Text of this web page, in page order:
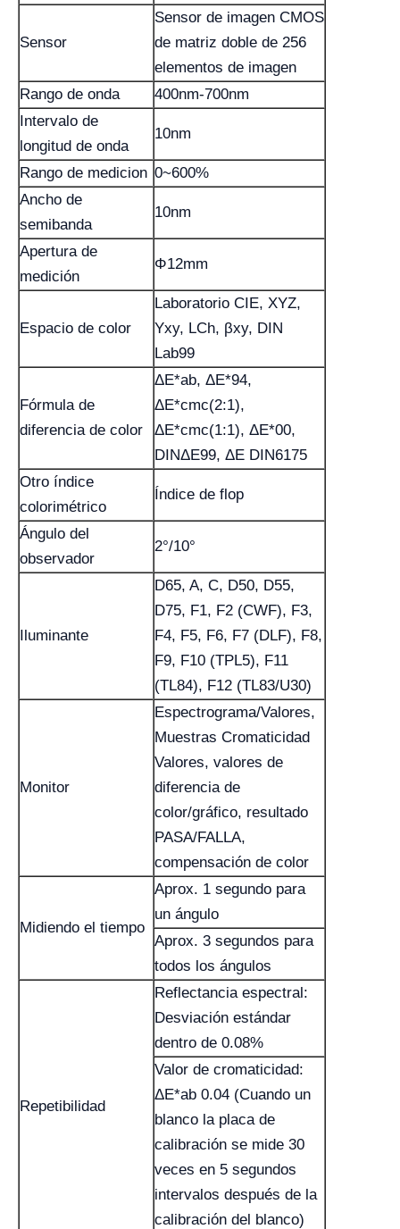
Sensor
Sensor de imagen CMOS
de matriz doble de 256
elementos de imagen
Rango de onda
400nm-700nm
Intervalo de
longitud de onda
10nm
Rango de medicion 0~600%
Ancho de
semibanda
10nm
Apertura de
medición
Φ12mm
Espacio de color
Laboratorio CIE, XYZ,
Yxy, LCh, βxy, DIN
Lab99
Fórmula de
diferencia de color
ΔE*ab, ΔE*94,
ΔE*cmc(2:1),
ΔE*cmc(1:1), ΔE*00,
DINΔE99, ΔE DIN6175
Otro índice
colorimétrico
Índice de flop
Ángulo del
observador
2°/10°
Iluminante
D65, A, C, D50, D55,
D75, F1, F2 (CWF), F3,
F4, F5, F6, F7 (DLF), F8,
F9, F10 (TPL5), F11
(TL84), F12 (TL83/U30)
Monitor
Espectrograma/Valores,
Muestras Cromaticidad
Valores, valores de
diferencia de
color/gráfico, resultado
PASA/FALLA,
compensación de color
Midiendo el tiempo
Aprox. 1 segundo para
un ángulo
Aprox. 3 segundos para
todos los ángulos
Repetibilidad
Reflectancia espectral:
Desviación estándar
dentro de 0.08%
Valor de cromaticidad:
ΔE*ab 0.04 (Cuando un
blanco la placa de
calibración se mide 30
veces en 5 segundos
intervalos después de la
calibración del blanco)